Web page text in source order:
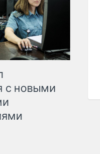
с новыми